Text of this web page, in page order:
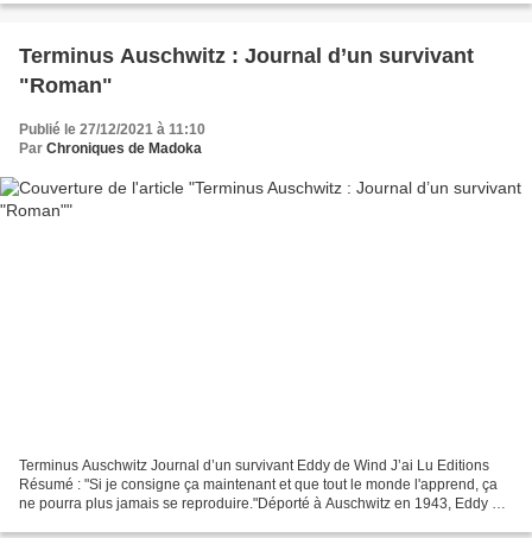
Terminus Auschwitz : Journal d’un survivant
"Roman"
Publié le 27/12/2021 à 11:10
Par Chroniques de Madoka
Terminus Auschwitz Journal d’un survivant Eddy de Wind J’ai Lu Editions
Résumé : "Si je consigne ça maintenant et que tout le monde l'apprend, ça
ne pourra plus jamais se reproduire."Déporté à Auschwitz en 1943, Eddy de